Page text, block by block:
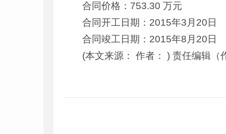
合同价格：753.30 万元
合同开工日期：2015年3月20日
合同竣工日期：2015年8月20日
(本文来源： 作者： ) 责任编辑